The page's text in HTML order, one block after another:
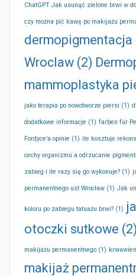
ChatGPT Jak usunąć zielone brwi w
czy można pić kawę po makijażu
dermopigmentacja
Wroclaw (2)
mammoplastyka
jako terapia po nowotworze piersi (1)
dodatkowe informacje (1) farben für
Fordyce’a opinie (1) ile kosztuje
cechy organizmu a odrzucanie
zabieg i ile razy się go wykonuje? (1)
permanentnego ust Wrocław (1) Jak
koloru po zabiegu tatuażu brwi? (1)
otoczki sutkowe (2)
makijażu permanentnego (1)
makijaż